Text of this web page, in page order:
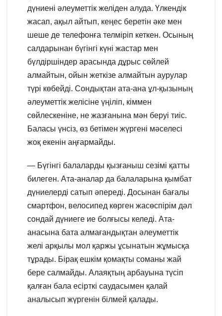
дүниені әлеуметтік желіден алуда. Үлкендік
жасап, ақыл айтып, кеңес беретін әке мен
шеше де телефонға телміріп кеткен. Осының
салдарынан бүгінгі күні жастар мен
бүлдіршіндер арасында дұрыс сөйлей
алмайтын, ойын жеткізе алмайтын аурулар
түрі көбейді. Сондықтан ата-ана ұл-қызының
әлеуметтік желісіне үңіліп, кіммен
сөйлескеніне, не жазғанына мән беруі тиіс.
Баласы үнсіз, өз бетімен жүргені мәселесі
жоқ екенін аңғармайды.
— Бүгінгі балаларды қызғаныш сезімі қатты
билеген. Ата-аналар да балаларына қымбат
дүниелерді сатып әпереді. Досынан бағалы
смартфон, велосипед көрген жасөспірім дәл
сондай дүниеге ие болғысы келеді. Ата-
анасына бата алмағандықтан әлеуметтік
желі арқылы мол қаржы ұсынатын жұмысқа
тұрады. Бірақ ешкім қомақты соманы жай
бере салмайды. Алаяқтың арбауына түсіп
қалған бала есірткі саудасымен қалай
аналысып жүргенін білмей қалады.